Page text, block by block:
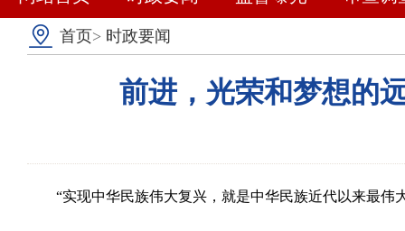
首页> 时政要闻
前进，光荣和梦想的
“实现中华民族伟大复兴，就是中华民族近代以来最伟